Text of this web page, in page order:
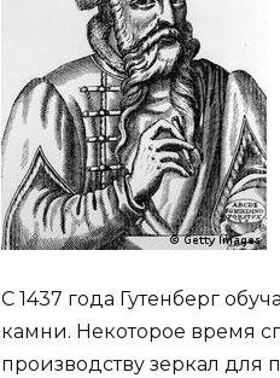
С 1437 года Гутенберг
камни. Некоторое время
производству зеркал